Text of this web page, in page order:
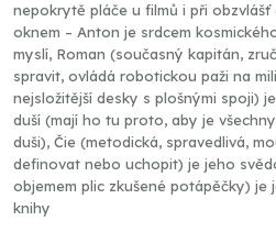
nepokrytě pláče u filmů i při obzvlášť
oknem – Anton je srdcem
myslí, Roman (současný kapitán,
spravit, ovládá robotickou paži na
nejsložitější desky s plošnými spoji)
duší (mají ho tu proto, aby je
duši), Čie (metodická, spravedlivá,
definovat nebo uchopit) je jeho
objemem plic zkušené potápěčky) je
knihy